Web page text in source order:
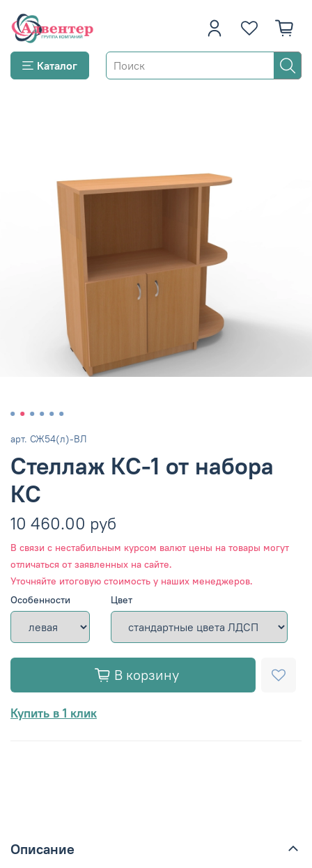
Каталог
арт. СЖ54(л)-ВЛ
Стеллаж КС-1 от набора
КС
10 460.00 руб
В связи с нестабильным курсом валют цены на товары могут
отличаться от заявленных на сайте.
Уточняйте итоговую стоимость у наших менеджеров.
Особенности Цвет
В корзину
Купить в 1 клик
Описание